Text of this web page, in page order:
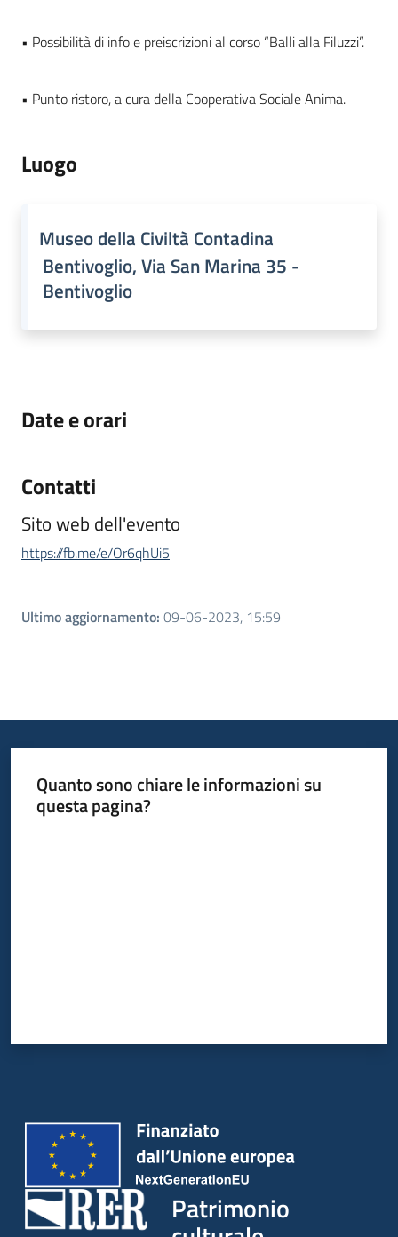
• Possibilità di info e preiscrizioni al corso “Balli alla Filuzzi”.
• Punto ristoro, a cura della Cooperativa Sociale Anima.
Luogo
Museo della Civiltà Contadina
Bentivoglio, Via San Marina 35 -
Bentivoglio
Date e orari
Contatti
Sito web dell'evento
https://fb.me/e/Or6qhUi5
Ultimo aggiornamento: 09-06-2023, 15:59
Quanto sono chiare le informazioni su
questa pagina?
Patrimonio